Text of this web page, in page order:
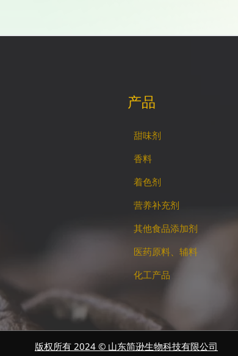
产品
甜味剂
香料
着色剂
营养补充剂
其他食品添加剂
医药原料、辅料
化工产品
版权所有 2024 © 山东简逊生物科技有限公司